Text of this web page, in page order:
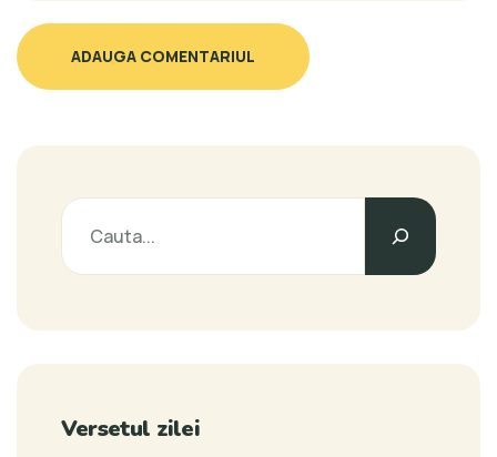
ADAUGA COMENTARIUL
Versetul zilei